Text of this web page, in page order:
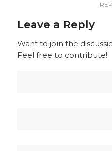
Leave a Reply
Want to join the
Feel free to contribute!